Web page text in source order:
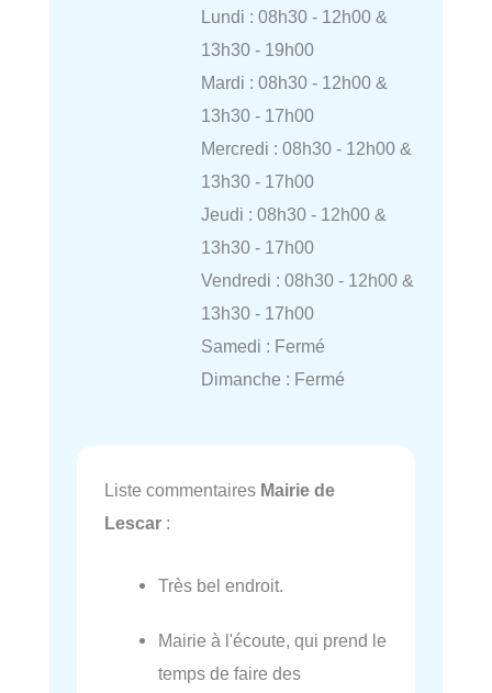
Lundi : 08h30 - 12h00 &
13h30 - 19h00
Mardi : 08h30 - 12h00 &
13h30 - 17h00
Mercredi : 08h30 - 12h00 &
13h30 - 17h00
Jeudi : 08h30 - 12h00 &
13h30 - 17h00
Vendredi : 08h30 - 12h00 &
13h30 - 17h00
Samedi : Fermé
Dimanche : Fermé
Liste commentaires Mairie de
Lescar :
Très bel endroit.
Mairie à l'écoute, qui prend le
temps de faire des